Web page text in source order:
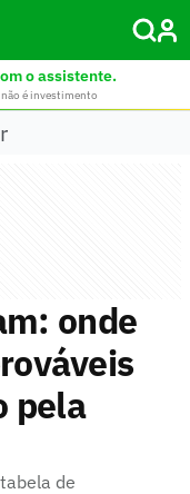
o assistente.
é investimento
onde
pela
de